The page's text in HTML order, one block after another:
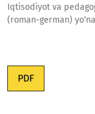
Iqtisodiyot va
(roman-german)
PDF